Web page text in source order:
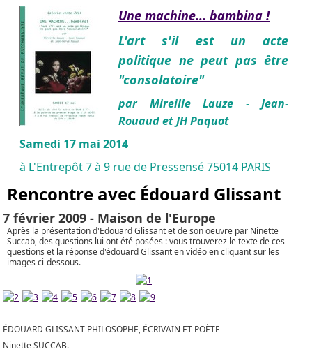
Une machine... bambina !
L'art s'il est un acte
politique ne peut pas être
"consolatoire"
par Mireille Lauze - Jean-
Rouaud et JH Paquot
Samedi 17 mai 2014
à L'Entrepôt 7 à 9 rue de Pressensé 75014 PARIS
Rencontre avec Édouard Glissant
7 février 2009 - Maison de l'Europe
Après la présentation d'Edouard Glissant et de son oeuvre par Ninette
Succab, des questions lui ont été posées : vous trouverez le texte de ces
questions et la réponse d'édouard Glissant en vidéo en cliquant sur les
images ci-dessous.
ÉDOUARD GLISSANT PHILOSOPHE, ÉCRIVAIN ET POÈTE
Ninette SUCCAB.